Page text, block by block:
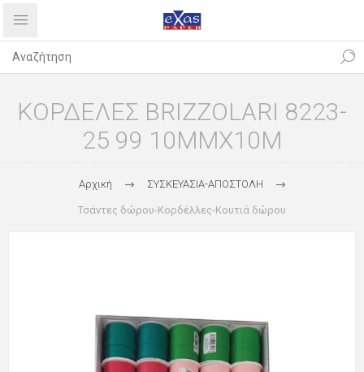
ΚΟΡΔΕΛΕΣ BRIZZOLARI 8223-
25 99 10MMX10M
Αρχική ΣΥΣΚΕΥΑΣΙΑ-ΑΠΟΣΤΟΛΗ
Τσάντες δώρου-Κορδέλλες-Κουτιά δώρου